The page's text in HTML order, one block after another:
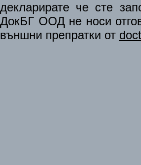
декларирате че сте
ДокБГ ООД не носи
външни препратки от